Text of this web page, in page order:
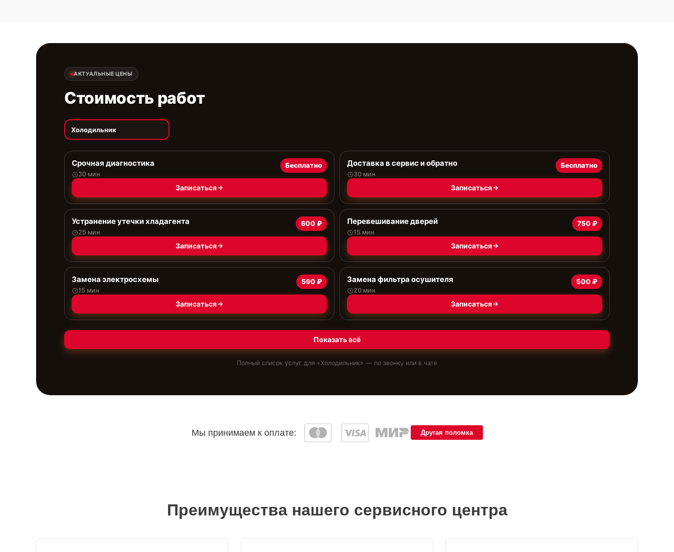
АКТУАЛЬНЫЕ ЦЕНЫ
Стоимость работ
Холодильник
Срочная диагностика
30 мин
Бесплатно
Записаться
Доставка в сервис и обратно
30 мин
Бесплатно
Записаться
Устранение утечки хладагента
25 мин
600 ₽
Записаться
Перевешивание дверей
15 мин
750 ₽
Записаться
Замена электросхемы
15 мин
590 ₽
Записаться
Замена фильтра осушителя
20 мин
500 ₽
Записаться
Показать всё
Полный список услуг для «Холодильник» — по звонку или в чате
Мы принимаем к оплате: Другая поломка
Преимущества нашего сервисного центра